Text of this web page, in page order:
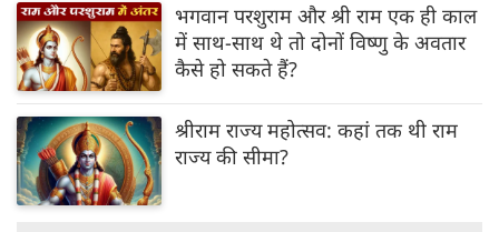
भगवान परशुराम और श्री राम एक ही काल
में साथ-साथ थे तो दोनों विष्णु के अवतार
कैसे हो सकते हैं?
श्रीराम राज्य महोत्सव: कहां तक थी राम
राज्य की सीमा?